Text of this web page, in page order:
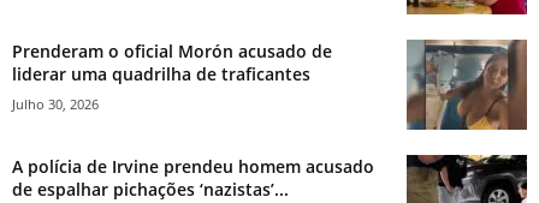
Prenderam o oficial Morón acusado de
liderar uma quadrilha de traficantes
Julho 30, 2026
A polícia de Irvine prendeu homem acusado
de espalhar pichações ‘nazistas’...